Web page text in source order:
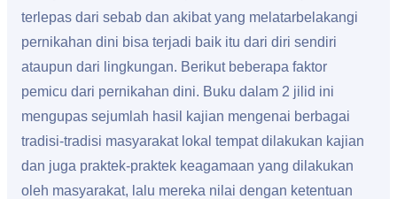
terlepas dari sebab dan akibat yang melatarbelakangi
pernikahan dini bisa terjadi baik itu dari diri sendiri
ataupun dari lingkungan. Berikut beberapa faktor
pemicu dari pernikahan dini. Buku dalam 2 jilid ini
mengupas sejumlah hasil kajian mengenai berbagai
tradisi-tradisi masyarakat lokal tempat dilakukan kajian
dan juga praktek-praktek keagamaan yang dilakukan
oleh masyarakat, lalu mereka nilai dengan ketentuan